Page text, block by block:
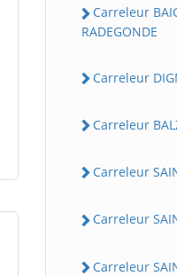
Carreleur
RADEGONDE
Carreleur
Carreleur
Carreleur
Carreleur
Carreleur